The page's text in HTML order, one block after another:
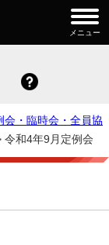
メニュー
会・臨時会・全員協
令和4年9月定例会